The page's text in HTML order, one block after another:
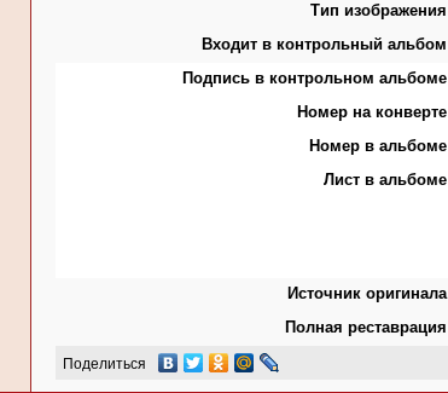
Тип изображения
Входит в контрольный альбом
Подпись в контрольном альбоме
Номер на конверте
Номер в альбоме
Лист в альбоме
Источник оригинала
Полная реставрация
Поделиться